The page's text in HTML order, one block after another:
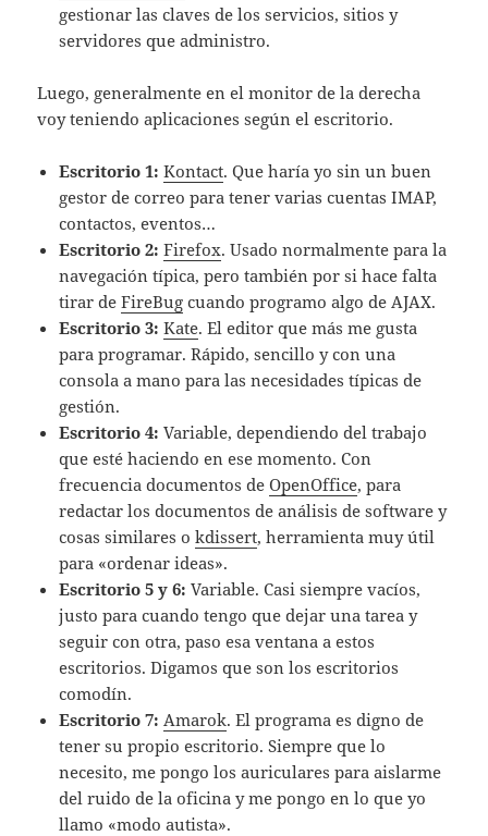
gestionar las claves de los servicios, sitios y
servidores que administro.
Luego, generalmente en el monitor de la derecha
voy teniendo aplicaciones según el escritorio.
Escritorio 1: Kontact. Que harí­a yo sin un buen
gestor de correo para tener varias cuentas IMAP,
contactos, eventos…
Escritorio 2: Firefox. Usado normalmente para la
navegación tí­pica, pero también por si hace falta
tirar deFireBug cuando programo algo de AJAX.
Escritorio 3: Kate. El editor que más me gusta
para programar. Rápido, sencillo y con una
consola a mano para las necesidades tí­picas de
gestión.
Escritorio 4: Variable, dependiendo del trabajo
que esté haciendo en ese momento. Con
frecuencia documentos deOpenOffice, para
redactar los documentos de análisis de software y
cosas similares okdissert, herramienta muy útil
para «ordenar ideas».
Escritorio 5 y 6: Variable. Casi siempre vací­os,
justo para cuando tengo que dejar una tarea y
seguir con otra, paso esa ventana a estos
escritorios. Digamos que son los escritorios
comodí­n.
Escritorio 7: Amarok. El programa es digno de
tener su propio escritorio. Siempre que lo
necesito, me pongo los auriculares para aislarme
del ruido de la oficina y me pongo en lo que yo
llamo «modo autista».